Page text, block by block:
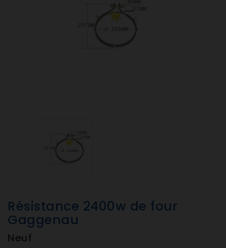
Résistance 2400w de four
Gaggenau
Neuf